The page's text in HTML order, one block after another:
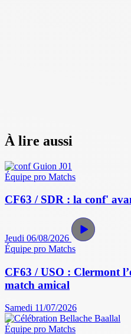
À lire aussi
Équipe pro Matchs
CF63 / SDR : la conf'
Jeudi 06/08/2026
Équipe pro Matchs
CF63 / USO : Clermont
match amical
Samedi 11/07/2026
Équipe pro Matchs